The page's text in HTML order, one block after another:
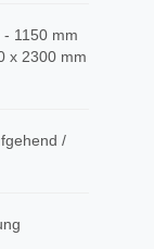
1150 mm
x 2300 mm
/